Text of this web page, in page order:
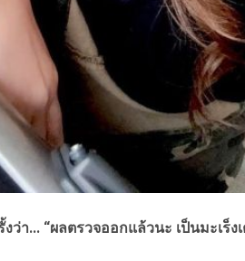
... “ผลตรวจออกแล้วนะ เป็นมะเร็ง